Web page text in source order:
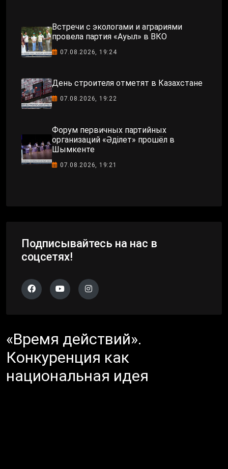
Встречи с экологами и аграриями
провела партия «Ауыл» в ВКО
07.08.2026, 19:24
День строителя отметят в Казахстане
07.08.2026, 19:22
Форум первичных партийных
организаций «Әділет» прошёл в
Шымкенте
07.08.2026, 19:21
Подписывайтесь на нас в
соцсетях!
«Время действий».
Конкуренция как
национальная идея